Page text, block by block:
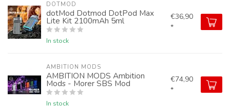
DOTMOD
dotMod Dotmod DotPod Max
Lite Kit 2100mAh 5ml
In stock
€36,90
*
AMBITION MODS
AMBITION MODS Ambition
Mods - Morer SBS Mod
In stock
€74,90
*